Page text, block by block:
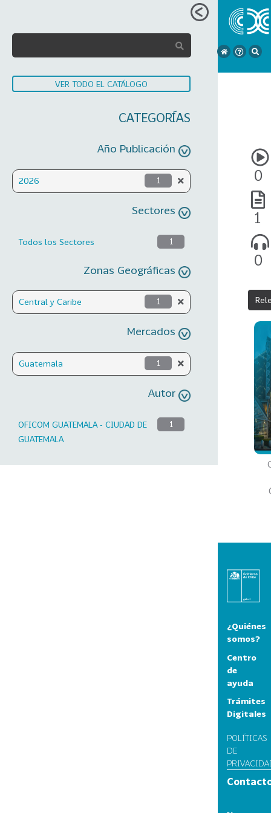
VER TODO EL CATÁLOGO
CATEGORÍAS
Año Publicación
2026 1
Sectores
Todos los Sectores 1
Zonas Geográficas
Central y Caribe 1
Mercados
Guatemala 1
Autor
OFICOM GUATEMALA - CIUDAD DE
GUATEMALA
1
0
1
0
¿Quiénes
somos?
Centro
de
ayuda
Trámites
Digitales
POLÍTICAS
DE